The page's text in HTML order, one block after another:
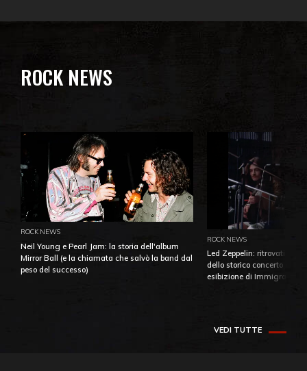
ROCK NEWS
ROCK NEWS
Neil Young e Pearl Jam: la storia dell'album
Mirror Ball (e la chiamata che salvò la band dal
peso del successo)
ROCK NEWS
Led Zeppelin: ritrovati e
dello storico concerto di
esibizione di Immigrant
VEDI TUTTE